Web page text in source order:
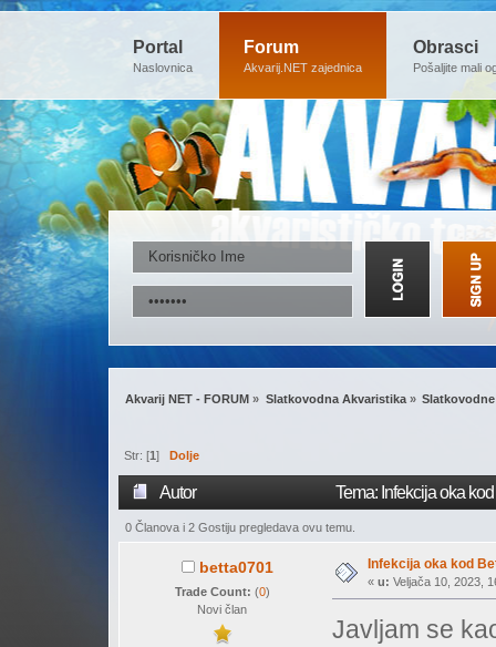
Portal
Naslovnica
Forum
Akvarij.NET zajednica
Obrasci
Pošaljite mali
Akvarij NET - FORUM » Slatkovodna Akvaristika»
Str: [1] Dolje
Autor Tema: Infekcija oka
0 Članova i 2 Gostiju pregledava ovu temu.
betta0701
Trade Count: (0)
Novi član
Infekcija oka kod
« u: Veljača 10, 2023,
Javljam se